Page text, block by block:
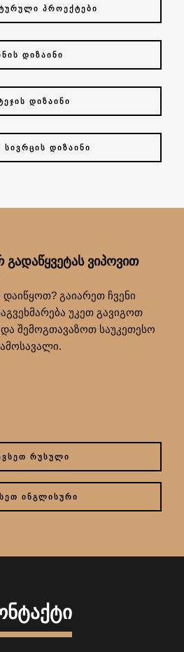
ᲞᲠᲝᲔᲥᲢᲔᲑᲘ
ᲓᲘᲖᲐᲘᲜᲘ
ᲓᲘᲖᲐᲘᲜᲘ
ᲡᲘᲕᲠᲪᲘᲡ ᲓᲘᲖᲐᲘᲜᲘ
ᲒᲐᲓᲐᲬᲧᲕᲔᲢᲐᲡ ᲕᲘᲞᲝᲕᲘᲗ
გაიარეთ ჩვენი
უკეთ გავიგოთ
შემოგთავაზოთ საუკეთესო
ᲠᲣᲡᲣᲚᲘ
ᲘᲜᲒᲚᲘᲡᲣᲠᲘ